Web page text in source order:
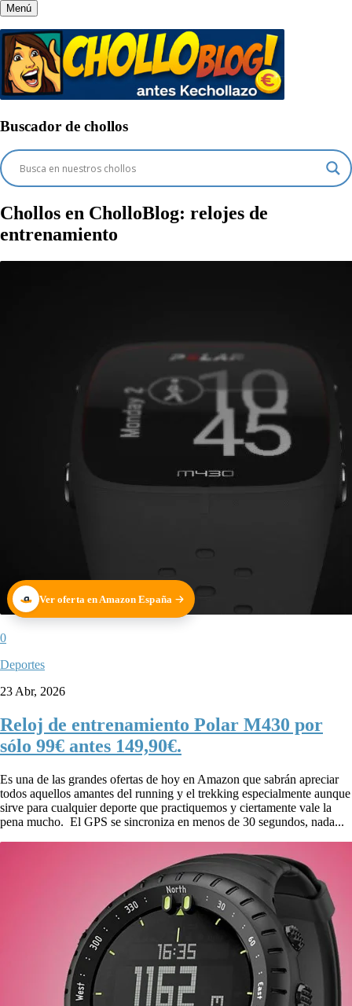
Menú
Buscador de chollos
Chollos en CholloBlog: relojes de
entrenamiento
Ver oferta en Amazon España
0
Deportes
23 Abr, 2026
Reloj de entrenamiento Polar M430 por
sólo 99€ antes 149,90€.
Es una de las grandes ofertas de hoy en Amazon que sabrán apreciar
todos aquellos amantes del running y el trekking especialmente aunque
sirve para cualquier deporte que practiquemos y ciertamente vale la
pena mucho. El GPS se sincroniza en menos de 30 segundos, nada...